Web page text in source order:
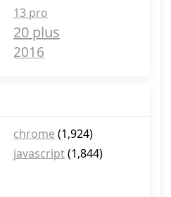
13 pro
20 plus
2016
chrome (1,924)
javascript(1,844)